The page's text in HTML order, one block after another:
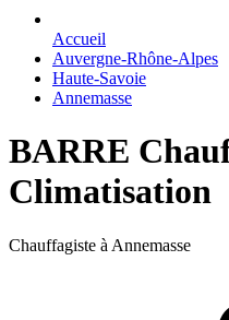
Accueil
Auvergne-Rhône-Alpes
Haute-Savoie
Annemasse
BARRE
Climatisation
Chauffagiste à Annemasse